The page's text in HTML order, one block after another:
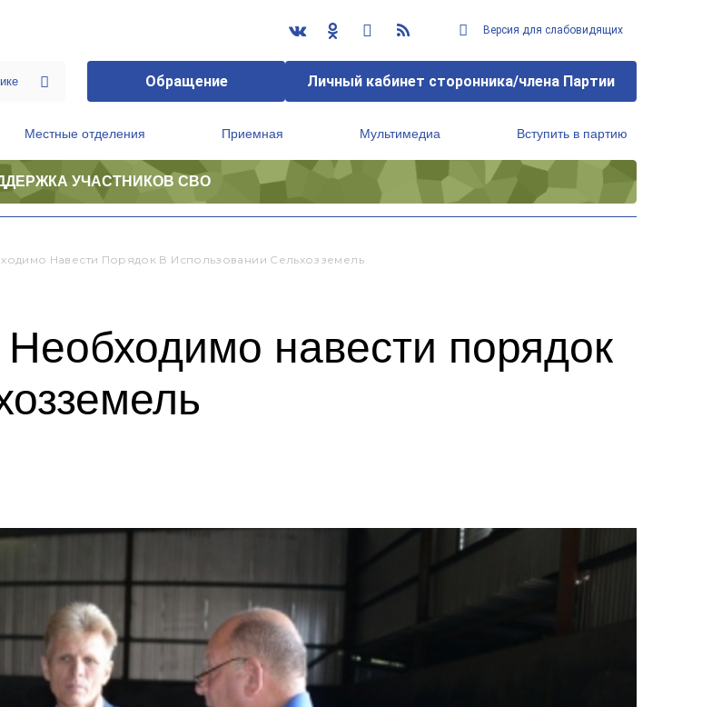
Версия для слабовидящих
Обращение Личный кабинет сторонника/члена Партии
Местные отделения Приемная Мультимедиа Вступить в партию
УЧАСТНИКОВ СВО
Навести Порядок В Использовании Сельхозземель
навести порядок